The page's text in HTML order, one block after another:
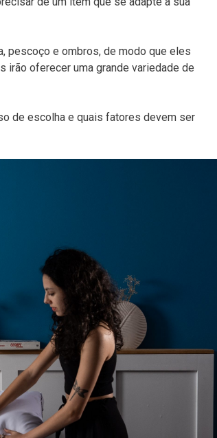
pescoço e ombros, de modo que eles
irão oferecer uma grande variedade de
de escolha e quais fatores devem ser